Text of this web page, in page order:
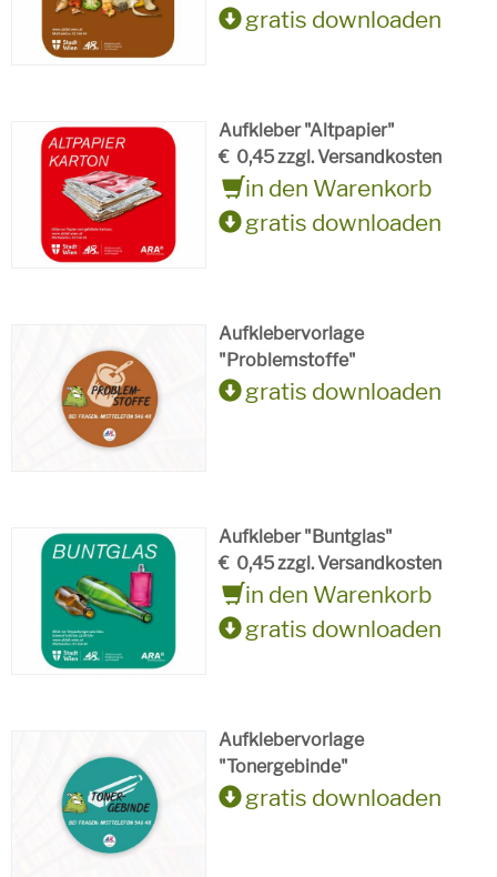
gratis downloaden
Aufkleber "Altpapier"
€ 0,45 zzgl. Versandkosten
in den Warenkorb
gratis downloaden
Aufklebervorlage
"Problemstoffe"
gratis downloaden
Aufkleber "Buntglas"
€ 0,45 zzgl. Versandkosten
in den Warenkorb
gratis downloaden
Aufklebervorlage
"Tonergebinde"
gratis downloaden